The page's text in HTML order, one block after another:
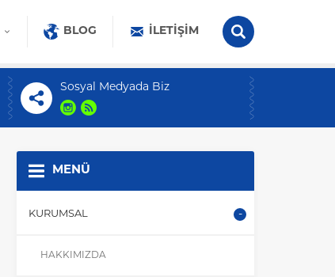
BLOG İLETIŞIM
Sosyal Medyada Biz
MENÜ
KURUMSAL
HAKKIMIZDA